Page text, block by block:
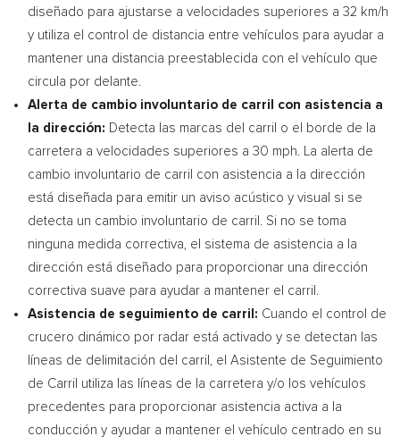
diseñado para ajustarse a velocidades superiores a 32 km/h
y utiliza el control de distancia entre vehículos para ayudar a
mantener una distancia preestablecida con el vehículo que
circula por delante.
Alerta de cambio involuntario de carril con asistencia a
la dirección: Detecta las marcas del carril o el borde de la
carretera a velocidades superiores a 30 mph. La alerta de
cambio involuntario de carril con asistencia a la dirección
está diseñada para emitir un aviso acústico y visual si se
detecta un cambio involuntario de carril. Si no se toma
ninguna medida correctiva, el sistema de asistencia a la
dirección está diseñado para proporcionar una dirección
correctiva suave para ayudar a mantener el carril.
Asistencia de seguimiento de carril: Cuando el control de
crucero dinámico por radar está activado y se detectan las
líneas de delimitación del carril, el Asistente de Seguimiento
de Carril utiliza las líneas de la carretera y/o los vehículos
precedentes para proporcionar asistencia activa a la
conducción y ayudar a mantener el vehículo centrado en su